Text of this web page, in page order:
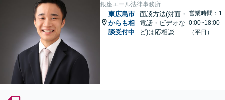
銀座エール法律事務所
東広島市
からも相
談受付中
面談方法(対面・
電話・ビデオな
ど)は応相談
営業時間：1
0:00~18:00
（平日）